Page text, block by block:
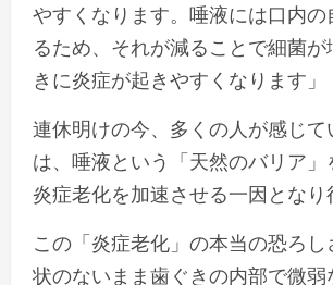
やすくなります。唾液には口内の
るため、それが減ることで細菌が
きに炎症が起きやすくなります」
連休明けの今、多くの人が感じて
は、唾液という「天然のバリア」
炎症老化を加速させる一因となり
この「炎症老化」の本当の恐ろ
状のないまま歯ぐきの内部で微弱